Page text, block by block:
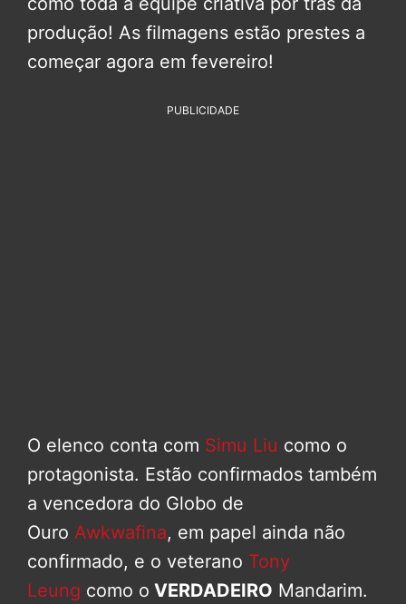
produção! As filmagens estão prestes a
começar agora em fevereiro!
PUBLICIDADE
O elenco conta com Simu Liu como o
protagonista. Estão confirmados também
a vencedora do Globo de
Ouro Awkwafina, em papel ainda não
confirmado, e o veterano Tony
Leung como o VERDADEIRO Mandarim.